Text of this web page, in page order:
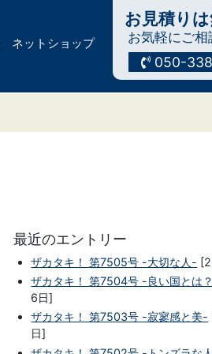
ネットショップ
お見積り
お気軽にご
050-
最近のエントリー
ザカタキ！ 第7505号 -大切な人-
ザカタキ！ 第7504号 -良い国とは
6日]
ザカタキ！ 第7503号 -寂寥感と美-
日]